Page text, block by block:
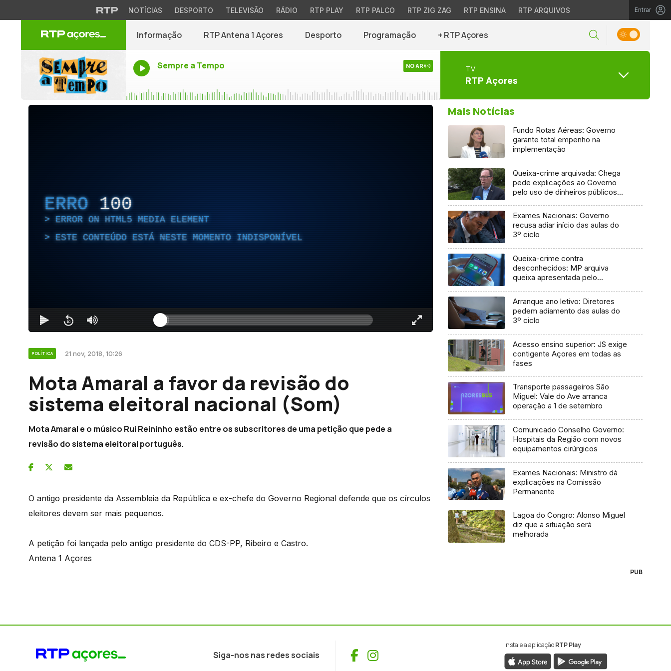
NOTÍCIAS DESPORTO TELEVISÃO RÁDIO RTP PLAY RTP PALCO RTP ZIG ZAG RTP ENSINA RTP ARQUIVOS Entrar
Informação RTP Antena 1 Açores Desporto Programação + RTP Açores
Sempre a Tempo NO AR TV
RTP Açores
ERRO 100
ERROR ON HTML5 MEDIA ELEMENT
ESTE CONTEÚDO ESTÁ NESTE MOMENTO INDISPONÍVEL
POLÍTICA 21 nov, 2018, 10:26
Mota Amaral a favor da revisão do
sistema eleitoral nacional (Som)
Mota Amaral e o músico Rui Reininho estão entre os subscritores de uma petição que pede a
revisão do sistema eleitoral português.
O antigo presidente da Assembleia da República e ex-chefe do Governo Regional defende que os círculos
eleitores devem ser mais pequenos.
A petição foi lançada pelo antigo presidente do CDS-PP, Ribeiro e Castro.
Antena 1 Açores
Mais Notícias
Fundo Rotas Aéreas: Governo
garante total empenho na
implementação
Queixa-crime arquivada: Chega
pede explicações ao Governo
pelo uso de dinheiros públicos
Exames Nacionais: Governo
recusa adiar início das aulas do
3º ciclo
Queixa-crime contra
desconhecidos: MP arquiva
queixa apresentada pelo
Arranque ano letivo: Diretores
pedem adiamento das aulas do
3º ciclo
Acesso ensino superior: JS exige
contigente Açores em todas as
fases
Transporte passageiros São
Miguel: Vale do Ave arranca
operação a 1 de setembro
Comunicado Conselho Governo:
Hospitais da Região com novos
equipamentos cirúrgicos
Exames Nacionais: Ministro dá
explicações na Comissão
Permanente
Lagoa do Congro: Alonso Miguel
diz que a situação será
melhorada
PUB
Siga-nos nas redes sociais Facebook
Instagram
Instale a aplicaçãoRTP Play